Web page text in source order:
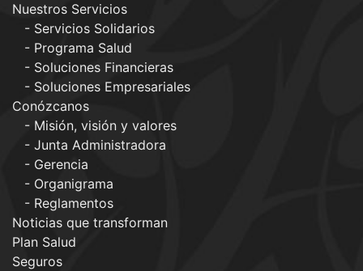
Nuestros Servicios
Servicios Solidarios
Programa Salud
Soluciones Financieras
Soluciones Empresariales
Conózcanos
Misión, visión y valores
Junta Administradora
Gerencia
Organigrama
Reglamentos
Noticias que transforman
Plan Salud
Seguros